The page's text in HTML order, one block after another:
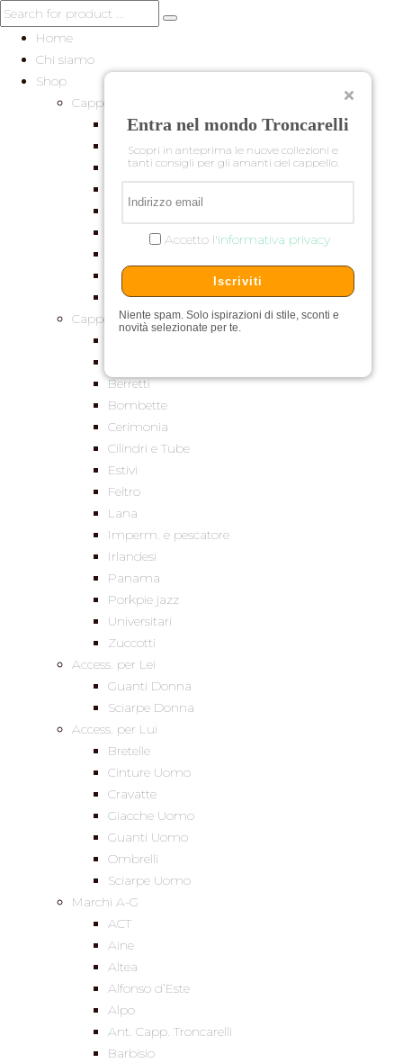
Entra nel mondo Troncarelli
Scopri in anteprima le nuove collezioni e
tanti consigli per gli amanti del cappello.
Accetto l'informativa privacy
Iscriviti
Niente spam. Solo ispirazioni di stile, sconti e
novità selezionate per te.
Home
Chi siamo
Shop
Cappelli per Lei
Baschi
Cerimonia
Cilindri e Tube
Estivi
Turbanti
Universitari
Cappelli per Lui
Berretti
Bombette
Cerimonia
Cilindri e Tube
Estivi
Feltro
Lana
Imperm. e pescatore
Irlandesi
Panama
Porkpie jazz
Universitari
Zuccotti
Access. per Lei
Guanti Donna
Sciarpe Donna
Access. per Lui
Bretelle
Cinture Uomo
Cravatte
Giacche Uomo
Guanti Uomo
Ombrelli
Sciarpe Uomo
Marchi A-G
ACT
Aine
Altea
Alfonso d’Este
Alpo
Ant. Capp. Troncarelli
Barbisio